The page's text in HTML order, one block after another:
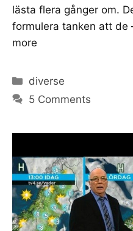
lästa flera gånger om.
formulera tanken att de
more
Categories
diverse
5 Comments